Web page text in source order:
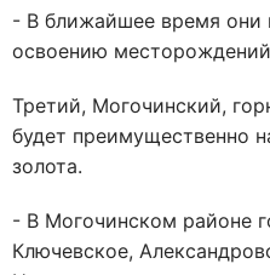
- В ближайшее время они
освоению
Третий, Могочинский,
будет преимущественно
золота.
- В Могочинском районе
Ключевское,